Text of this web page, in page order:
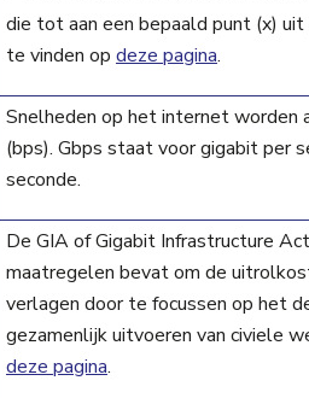
die tot aan een bepaald punt (x)
te vinden op deze pagina.
Snelheden op het internet worden
(bps). Gbps staat voor gigabit per
seconde.
De GIA of Gigabit Infrastructure
maatregelen bevat om de
verlagen door te focussen op het
gezamenlijk uitvoeren van civiele
deze pagina.